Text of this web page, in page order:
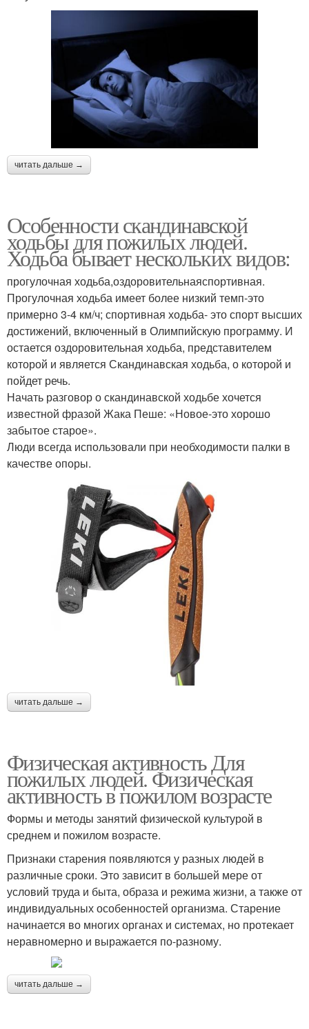
читать дальше →
Особенности скандинавской
ходьбы для пожилых людей.
Ходьба бывает нескольких видов:
прогулочная ходьба,оздоровительнаяспортивная.
Прогулочная ходьба имеет более низкий темп-это
примерно 3-4 км/ч; спортивная ходьба- это спорт высших
достижений, включенный в Олимпийскую программу. И
остается оздоровительная ходьба, представителем
которой и является Скандинавская ходьба, о которой и
пойдет речь.
Начать разговор о скандинавской ходьбе хочется
известной фразой Жака Пеше: «Новое-это хорошо
забытое старое».
Люди всегда использовали при необходимости палки в
качестве опоры.
читать дальше →
Физическая активность Для
пожилых людей. Физическая
активность в пожилом возрасте
Формы и методы занятий физической культурой в
среднем и пожилом возрасте.
Признаки старения появляются у разных людей в
различные сроки. Это зависит в большей мере от
условий труда и быта, образа и режима жизни, а также от
индивидуальных особенностей организма. Старение
начинается во многих органах и системах, но протекает
неравномерно и выражается по-разному.
читать дальше →